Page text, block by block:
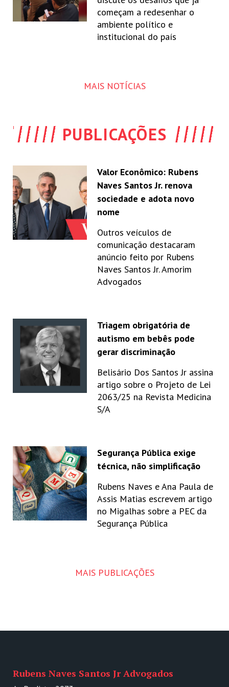
começam a redesenhar o
ambiente político e
institucional do país
MAIS NOTÍCIAS
PUBLICAÇÕES
Valor Econômico: Rubens
Naves Santos Jr. renova
sociedade e adota novo
nome
Outros veículos de
comunicação destacaram
anúncio feito por Rubens
Naves Santos Jr. Amorim
Advogados
Triagem obrigatória de
autismo em bebês pode
gerar discriminação
Belisário Dos Santos Jr assina
artigo sobre o Projeto de Lei
2063/25 na Revista Medicina
S/A
Segurança Pública exige
técnica, não simplificação
Rubens Naves e Ana Paula de
Assis Matias escrevem artigo
no Migalhas sobre a PEC da
Segurança Pública
MAIS PUBLICAÇÕES
Rubens Naves Santos Jr Advogados